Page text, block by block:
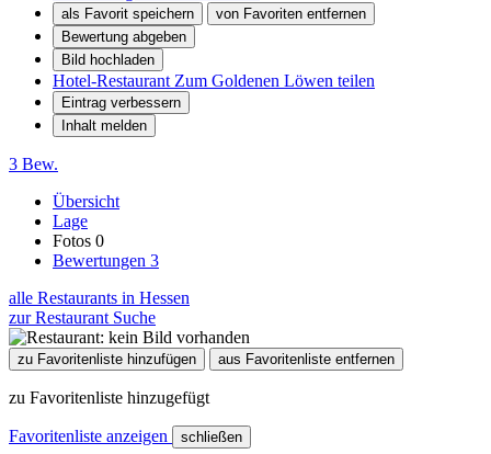
als Favorit speichern
von Favoriten entfernen
Bewertung abgeben
Bild hochladen
Hotel-Restaurant Zum Goldenen Löwen teilen
Eintrag verbessern
Inhalt melden
3 Bew.
Übersicht
Lage
Fotos 0
Bewertungen 3
alle Restaurants in Hessen
zur Restaurant Suche
zu Favoritenliste hinzufügen aus Favoritenliste entfernen
zu Favoritenliste hinzugefügt
Favoritenliste anzeigen schließen